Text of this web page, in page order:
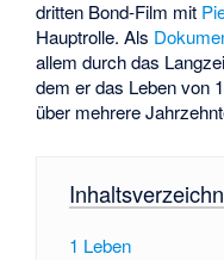
dritten Bond-Film mit
Hauptrolle. Als
allem durch das
dem er das Leben von
über mehrere
1 Leben